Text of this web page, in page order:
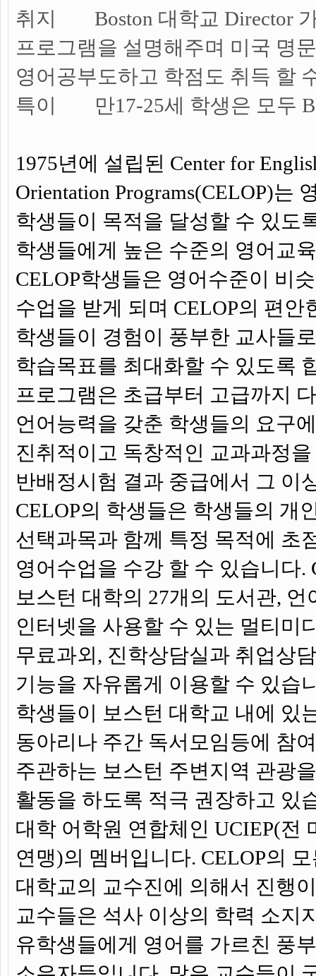
취지
Boston 대학교 Director
프로그램을 설명해주며 미국 명
영어공부도하고 학점도 취득 할
특이
만17-25세 학생은 모두
1975년에 설립된 Center for
Orientation Programs(CELOP)는
학생들이 목적을 달성할 수 있도
학생들에게 높은 수준의 영어교
CELOP학생들은 영어수준이 비
수업을 받게 되며 CELOP의 편안
학생들이 경험이 풍부한 교사들
학습목표를 최대화할 수 있도록
프로그램은 초급부터 고급까지
언어능력을 갖춘 학생들의 요구
진취적이고 독창적인 교과과정
반배정시험 결과 중급에서 그 이
CELOP의 학생들은 학생들의 개
선택과목과 함께 특정 목적에 초
영어수업을 수강 할 수 있습니다.
보스턴 대학의 27개의 도서관,
인터넷을 사용할 수 있는 멀티미
무료과외, 진학상담실과 취업상
기능을 자유롭게 이용할 수 있습
학생들이 보스턴 대학교 내에 있
동아리나 주간 독서모임등에 참
주관하는 보스턴 주변지역 관광
활동을 하도록 적극 권장하고 있
대학 어학원 연합체인 UCIEP(전
연맹)의 멤버입니다. CELOP의
대학교의 교수진에 의해서 진행
교수들은 석사 이상의 학력 소지
유학생들에게 영어를 가르친 풍